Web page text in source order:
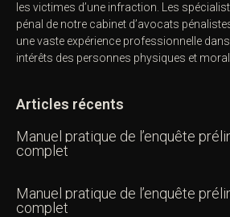
les victimes d’une infraction. Les
pénal de notre cabinet d’avocats
une vaste expérience professionnelle
intérêts des personnes physiques et
Articles récents
Manuel pratique de l’enquête
complet
Manuel pratique de l’enquête
complet